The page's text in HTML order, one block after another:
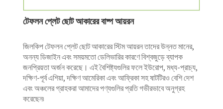
টেফলন প্লেট ছোট আকারের বাষ্প আয়রন
জিলকিপ টেফলন প্লেট ছোট আকারের স্টিম আয়রন তাদের উন্নত মানের,
অনন্য ডিজাইন এবং সময়মতো ডেলিভারির কারণে বিশ্বজুড়ে ব্যাপক
জনপ্রিয়তা অর্জন করেছে। এই বৈশিষ্ট্যগুলির ফলে ইউরোপ, মধ্য-প্রাচ্য,
দক্ষিণ-পূর্ব এশিয়া, দক্ষিণ আমেরিকা এবং আফ্রিকা সহ ষাটটিরও বেশি দেশ
এবং অঞ্চলের গ্রাহকরা আমাদের পণ্যগুলির প্রতি গভীরভাবে অনুগ্রহ
করেছেন৷